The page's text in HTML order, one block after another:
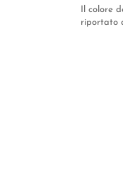
Il colore
riportato